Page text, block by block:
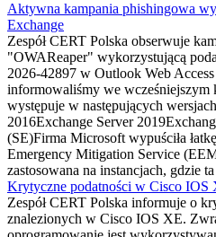
Aktywna kampania phishingowa
Exchange
Zespół CERT Polska obserwuje
"OWAReaper" wykorzystującą
2026-42897 w Outlook Web
informowaliśmy we wcześniejszym
występuje w następujących
2016Exchange Server
(SE)Firma Microsoft wypuściła
Emergency Mitigation Service
zastosowana na instancjach, gdzie
Krytyczne podatności w Cisco IOS
Zespół CERT Polska informuje o
znalezionych w Cisco IOS XE.